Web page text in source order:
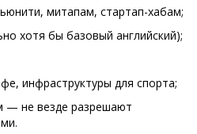
митапам, стартап-хабам;
хотя бы базовый английский);
инфраструктуры для спорта;
— не везде разрешают